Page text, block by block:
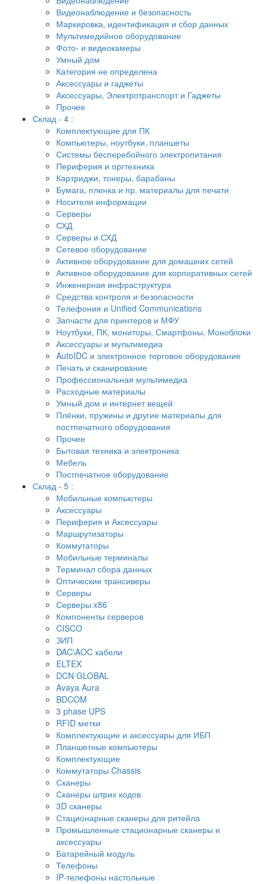
Видеонаблюдение и безопасность
Маркировка, идентификация и сбор данных
Мультимедийное оборудование
Фото- и видеокамеры
Умный дом
Категория не определена
Аксессуары и гаджеты
Аксессуары, Электротранспорт и Гаджеты
Прочее
Склад - 4 :
Комплектующие для ПК
Компьютеры, ноутбуки, планшеты
Системы бесперебойного электропитания
Периферия и оргтехника
Картриджи, тонеры, барабаны
Бумага, пленка и пр. материалы для печати
Носители информации
Серверы
СХД
Серверы и СХД
Сетевое оборудование
Активное оборудование для домашних сетей
Активное оборудование для корпоративных сетей
Инженерная инфраструктура
Средства контроля и безопасности
Телефония и Unified Communications
Запчасти для принтеров и МФУ
Ноутбуки, ПК, мониторы, Смартфоны, Моноблоки
Аксессуары и мультимедиа
AutoIDC и электронное торговое оборудование
Печать и сканирование
Профессиональная мультимедиа
Расходные материалы
Умный дом и интернет вещей
Плёнки, пружины и другие материалы для
постпечатного оборудования
Прочее
Бытовая техника и электроника
Мебель
Постпечатное оборудование
Склад - 5 :
Мобильные компьютеры
Аксессуары
Периферия и Аксессуары
Маршрутизаторы
Коммутаторы
Мобильные терминалы
Терминал сбора данных
Оптические трансиверы
Серверы
Серверы x86
Компоненты серверов
CISCO
ЗИП
DAC\AOC кабели
ELTEX
DCN GLOBAL
Avaya Aura
BDCOM
3 phase UPS
RFID метки
Комплектующие и аксессуары для ИБП
Планшетные компьютеры
Комплектующие
Коммутаторы Chassis
Сканеры
Сканеры штрих кодов
3D сканеры
Стационарные сканеры для ритейла
Промышленные стационарные сканеры и
аксессуары
Батарейный модуль
Телефоны
IP-телефоны настольные